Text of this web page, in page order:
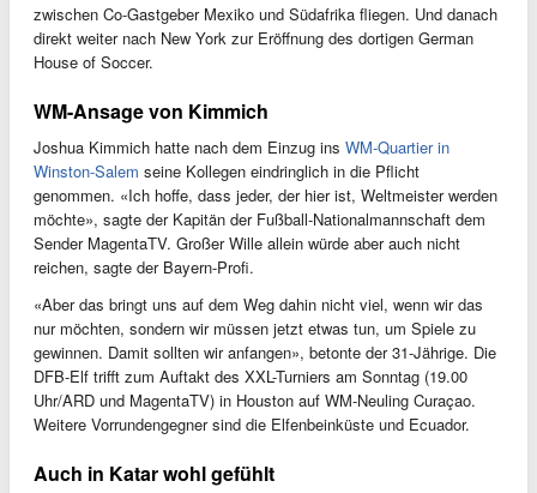
zwischen Co-Gastgeber Mexiko und Südafrika fliegen. Und danach
direkt weiter nach New York zur Eröffnung des dortigen German
House of Soccer.
WM-Ansage von Kimmich
Joshua Kimmich hatte nach dem Einzug ins WM-Quartier in
Winston-Salem seine Kollegen eindringlich in die Pflicht
genommen. «Ich hoffe, dass jeder, der hier ist, Weltmeister werden
möchte», sagte der Kapitän der Fußball-Nationalmannschaft dem
Sender MagentaTV. Großer Wille allein würde aber auch nicht
reichen, sagte der Bayern-Profi.
«Aber das bringt uns auf dem Weg dahin nicht viel, wenn wir das
nur möchten, sondern wir müssen jetzt etwas tun, um Spiele zu
gewinnen. Damit sollten wir anfangen», betonte der 31-Jährige. Die
DFB-Elf trifft zum Auftakt des XXL-Turniers am Sonntag (19.00
Uhr/ARD und MagentaTV) in Houston auf WM-Neuling Curaçao.
Weitere Vorrundengegner sind die Elfenbeinküste und Ecuador.
Auch in Katar wohl gefühlt